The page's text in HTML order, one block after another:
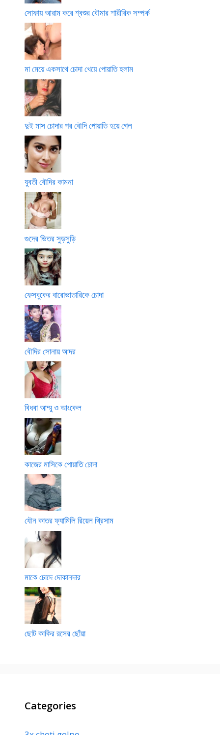
সোফায় আরাম করে শ্বশুর বৌমার শারীরিক সম্পর্ক
মা মেয়ে একসাথে চোদা খেয়ে পোয়াতি হলাম
দুই মাস চোদার পর বৌদি পোয়াতি হয়ে গেল
যুবতী বৌদির কামনা
গুদের ভিতর সুড়সুড়ি
ফেসবুকের বারোভাতারিকে চোদা
বৌদির সোনায় আদর
বিধবা আম্মু ও আংকেল
কাজের মাসিকে পোয়াতি চোদা
যৌন কাতর ফ্যামিলি রিয়েল থ্রিসাম
মাকে চোদে দোকানদার
ছোট কাকির রসের ছোঁয়া
Categories